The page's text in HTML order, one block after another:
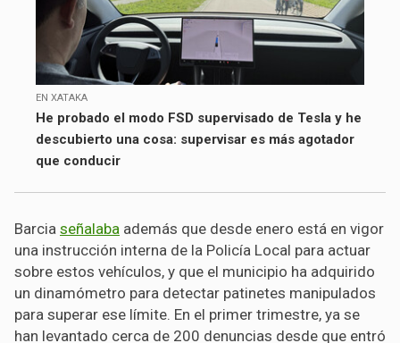
EN XATAKA
He probado el modo FSD supervisado de Tesla y he
descubierto una cosa: supervisar es más agotador
que conducir
Barcia señalaba además que desde enero está en vigor
una instrucción interna de la Policía Local para actuar
sobre estos vehículos, y que el municipio ha adquirido
un dinamómetro para detectar patinetes manipulados
para superar ese límite. En el primer trimestre, ya se
han levantado cerca de 200 denuncias desde que entró